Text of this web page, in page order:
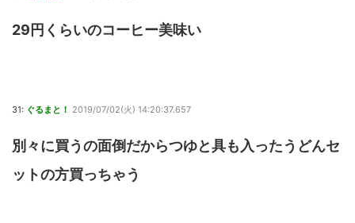
29円くらいのコーヒー美味い
31: ぐるまと！ 2019/07/02(火) 14:20:37.657
別々に買うの面倒だからつゆと具も入ったうどんセ
ットの方買っちゃう